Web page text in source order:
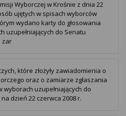
Wyborczej w Krośnie z dnia 22
ujętych w spisach wyborców
wydano karty do głosowania
uzupełniających do Senatu
zar
które złożyły zawiadomienia o
oraz o zamiarze zgłaszania
uzupełniających do
dzień 22 czerwca 2008 r.